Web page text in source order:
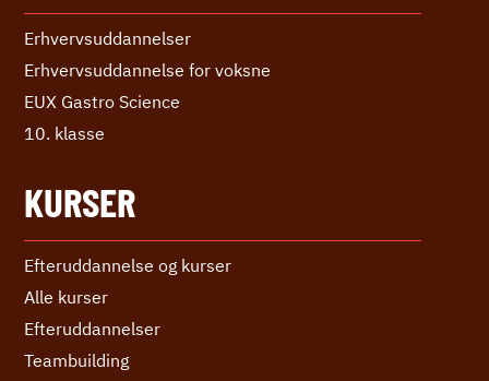
Erhvervs­uddannelser
Erhvervs­uddannelse ­for voksne
EUX Gastro Science
10. klasse
KURSER
Efteruddannelse og kurser
Alle kurser
Efter­uddannelser
Teambuilding